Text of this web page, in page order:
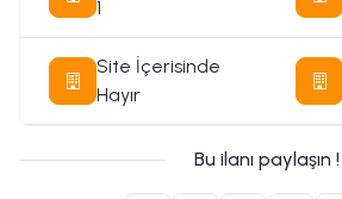
1
Site İçerisinde
Hayır
Bu ilanı paylaşın !